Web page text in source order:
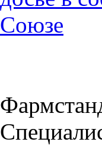
Союзе